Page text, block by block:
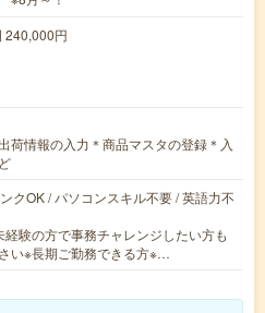
円
荷情報の入力＊商品マスタの登録＊入
クOK / パソコンスキル不要 / 英語力不
験の方で事務チャレンジしたい方も
い※長期ご勤務できる方※…